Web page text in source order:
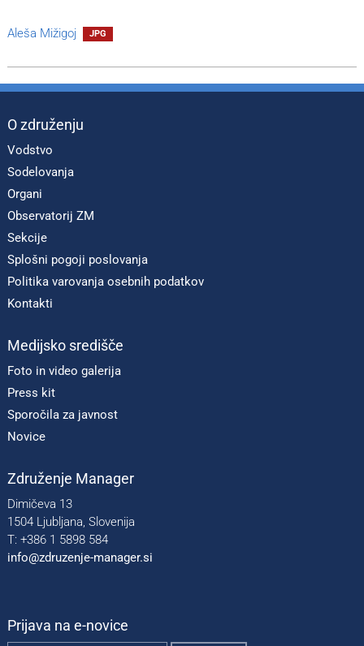
Aleša Mižigoj JPG
O združenju
Vodstvo
Sodelovanja
Organi
Observatorij ZM
Sekcije
Splošni pogoji poslovanja
Politika varovanja osebnih podatkov
Kontakti
Medijsko središče
Foto in video galerija
Press kit
Sporočila za javnost
Novice
Združenje Manager
Dimičeva 13
1504 Ljubljana, Slovenija
T: +386 1 5898 584
info@zdruzenje-manager.si
Prijava na e-novice